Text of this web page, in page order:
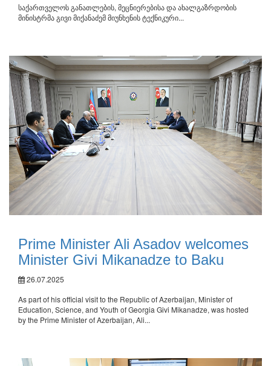
საქართველოს განათლების, მეცნიერებისა და ახალგაზრდობის
მინისტრმა გივი მიქანაძემ მიუნხენის ტექნიკური...
Prime Minister Ali Asadov welcomes
Minister Givi Mikanadze to Baku
26.07.2025
As part of his official visit to the Republic of Azerbaijan, Minister of
Education, Science, and Youth of Georgia Givi Mikanadze, was hosted
by the Prime Minister of Azerbaijan, Ali...